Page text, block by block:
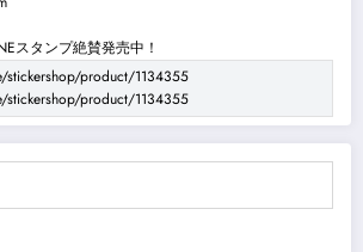
スタンプ絶賛発売中！
stickershop/product/1134355
stickershop/product/1134355